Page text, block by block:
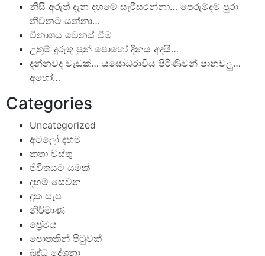
නිසි අරුත් දැන දහමේ සැරිසරන්නා… පෙරුම්දම් පුරා
නිවනට යන්නා…
විනාශය වෙනස් වීම
උතුම් දුරුතු පුන් පොහෝ දිනය අදයි…
දන්නවද වැඩක්… යසෝධරාවිය පිරිණිවන් පානවලු…
අහෝ…
Categories
Uncategorized
අටලෝ දහම
කතා වස්තු
ජීවිතයට යමක්
දහම් සෙවන
දුක සැප
නිර්මාණ
ප්‍රේමය
පොතකින් පිටුවක්
බුද්ධ දේශනා